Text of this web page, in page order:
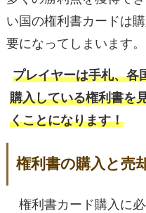
い国の権利書カードは
要になってしまいます。
プレイヤーは手札、各
購入している権利書を
くことになります！
権利書の購入と売
権利書カード購入に